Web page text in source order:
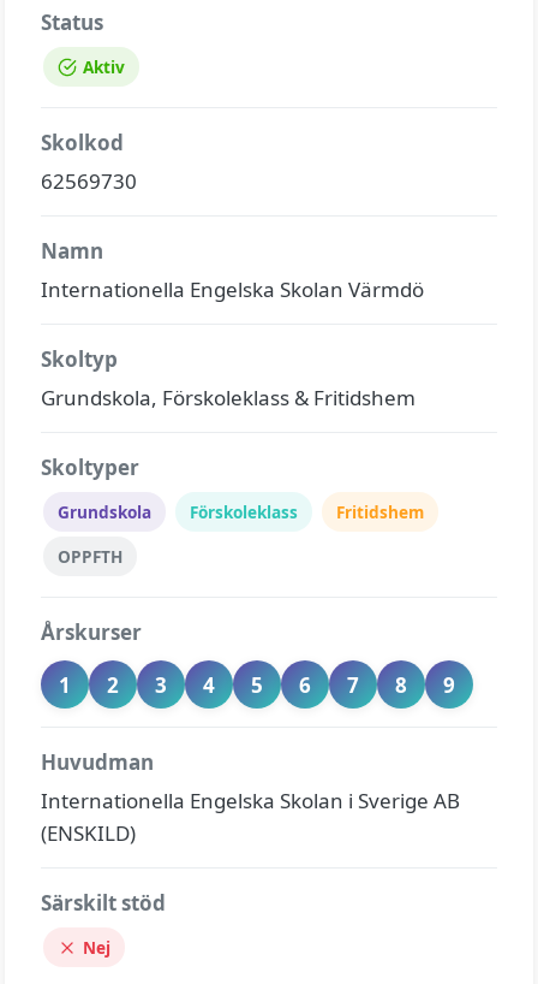
Status
Aktiv
Skolkod
62569730
Namn
Internationella Engelska Skolan Värmdö
Skoltyp
Grundskola, Förskoleklass & Fritidshem
Skoltyper
Grundskola Förskoleklass
Fritidshem
OPPFTH
Årskurser
1
2 3 4 5 6 7 8 9
Huvudman
Internationella Engelska Skolan i Sverige AB
(ENSKILD)
Särskilt stöd
Nej